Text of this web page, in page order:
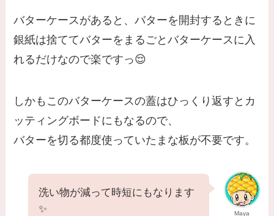
バターケースがあると、バターを開封するときに
銀紙は捨ててバターをまるごとバターケースに入
れるだけなので楽ですっ😌
しかもこのバターケースの蓋はひっくり返すとカ
ッティングボードにもなるので、
バターを切る都度使っていたまな板が不要です。
Maya
洗い物が減って時短にもなります
✨